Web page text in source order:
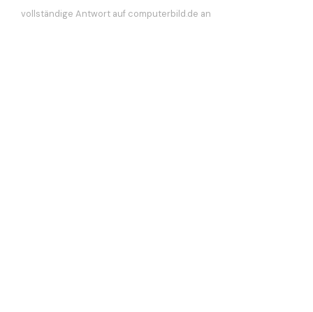
vollständige Antwort auf computerbild.de an